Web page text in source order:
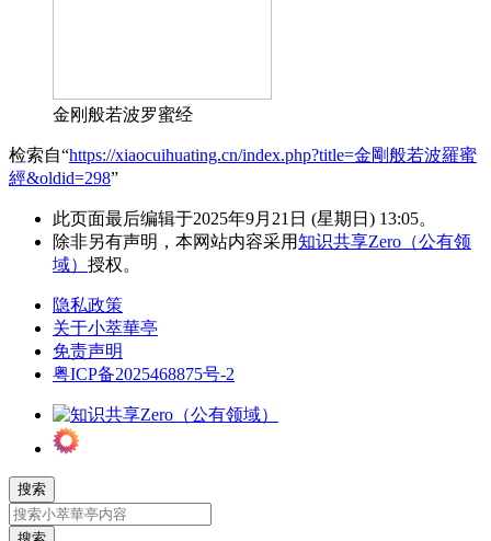
金刚般若波罗蜜经
检索自“https://xiaocuihuating.cn/index.php?title=金剛般若波羅蜜
經&oldid=298”
此页面最后编辑于2025年9月21日 (星期日) 13:05。
除非另有声明，本网站内容采用知识共享Zero（公有领
域） 授权。
隐私政策
关于小萃華亭
免责声明
粤ICP备2025468875号-2
搜索